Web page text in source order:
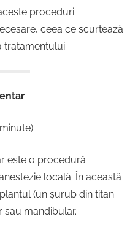
proceduri
ceea ce scurtează
tratamentului.
este o procedură
locală. În această
(un șurub din titan
sau mandibular.